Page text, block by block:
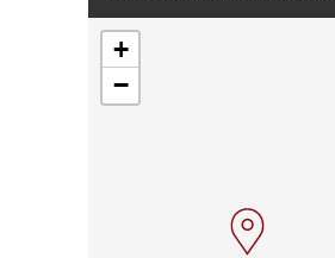
+
−